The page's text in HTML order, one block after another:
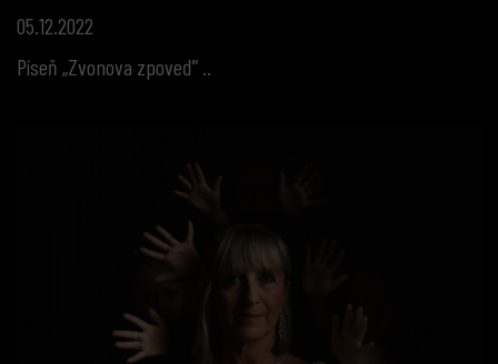
05.12.2022
Píseň „Zvonova zpoveď“ ..